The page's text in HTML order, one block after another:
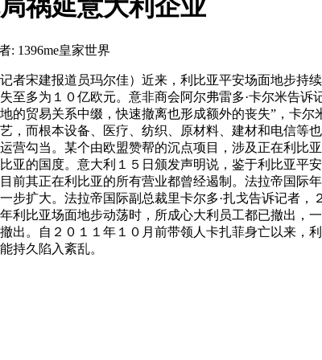
祸延意大利企业
: 1396me皇家世界
宋建报道员玛尔佳）近来，利比亚平安场面地步持
至多为１０亿欧元。意非商会阿尔弗雷多·卡尔米告
的贸易关系中缀，快速撤离也形成额外的丧失”，卡
，而根本设备、医疗、纺织、原材料、建材和电信
营勾当。某个由欧盟赞帮的沉点项目，涉及正在利
亚的国度。意大利１５日颁发声明说，鉴于利比亚
前其正在利比亚的所有营业都曾经遏制。法拉帝国
步扩大。法拉帝国际副总裁里卡尔多·扎戈告诉记者
利比亚场面地步动荡时，所成心大利员工都已撤出
出。自２０１１年１０月前带领人卡扎菲身亡以来，
持久陷入紊乱。